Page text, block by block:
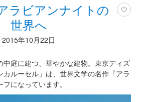
ラビアンナイトの
世界へ
2015年10月22日
中庭に建つ、華やかな建物。東京ディズ
カルーセル」は、世界文学の名作『アラ
になっています。